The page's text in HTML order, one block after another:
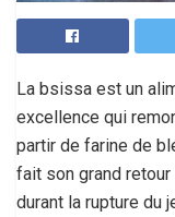
La bsissa est un
excellence qui
partir de farine de
fait son grand
durant la rupture du